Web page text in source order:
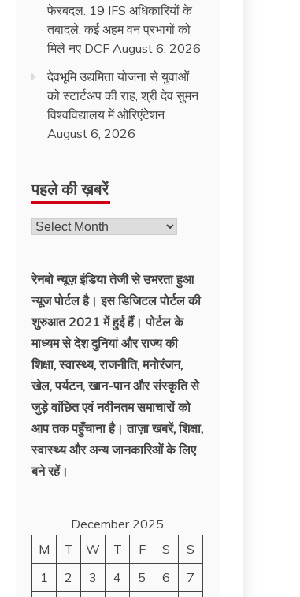
फेरबदल: 19 IFS अधिकारियों के
तबादले, कई अहम वन प्रभागों को
मिले नए DCF August 6, 2026
देवभूमि उद्यमिता योजना से युवाओं
को स्टार्टअप की राह, श्री देव सुमन
विश्वविद्यालय में ओरिएंटेशन
August 6, 2026
पहले की ख़बरें
पहले
ख़बरें
रेनबो न्यूज़ इंडिया तेजी से उभरता हुआ
न्‍यूज पोर्टल है। इस डिजिटल पोर्टल की
शुरुआत 2021 में हुई हैं। पोर्टल के
माध्यम से देश दुनियां और राज्य की
शिक्षा, स्वास्थ्य, राजनीति, मनोरंजन,
खेल, पर्यटन, खान-पान और संस्कृति से
जुड़े वांछित एवं नवीनतम समाचारों को
आप तक पहुँचाना है। ताज़ा खबरें, शिक्षा,
स्वास्थ्य और अन्य जानकारिओं के लिए
बने रहें।
December 2025
M
T W T F S
S
1
2 3 4 5 6
7